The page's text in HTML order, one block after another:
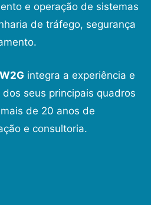
e operação de sistemas
de tráfego, segurança
W2G integra a experiência e
seus principais quadros
de 20 anos de
e consultoria.